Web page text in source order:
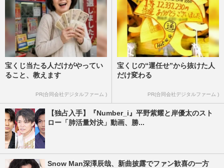
宝くじ当たる人だけがやってい
ること、教えます
PR(合同会社デジタルファーム )
宝くじの“運任せ”から抜けた人
だけ変わる
PR(合同会社デジタルファーム )
【独占入手】『Number_i』平野紫耀と岸優太のスト
ロー「肺活量対決」動画、勝...
Snow Man深澤辰哉、新曲披露でファン歓喜の一方